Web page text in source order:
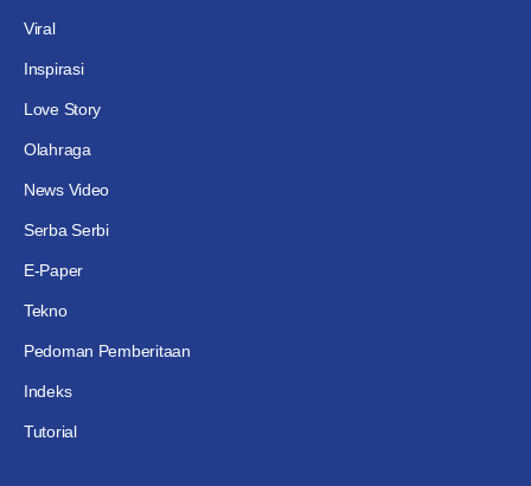
Viral
Inspirasi
Love Story
Olahraga
News Video
Serba Serbi
E-Paper
Tekno
Pedoman Pemberitaan
Indeks
Tutorial